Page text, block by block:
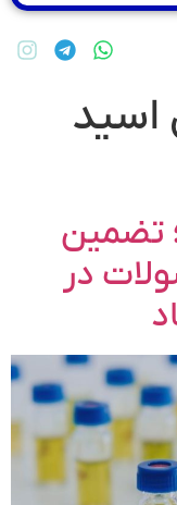
اسید
تضمین
در